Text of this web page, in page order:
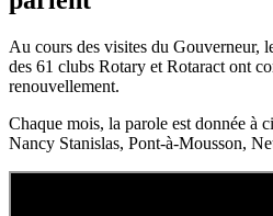
Au cours des visites du Gouverneur,
des 61 clubs Rotary et Rotaract ont
renouvellement.
Chaque mois, la parole est donnée à
Nancy Stanislas, Pont-à-Mousson,